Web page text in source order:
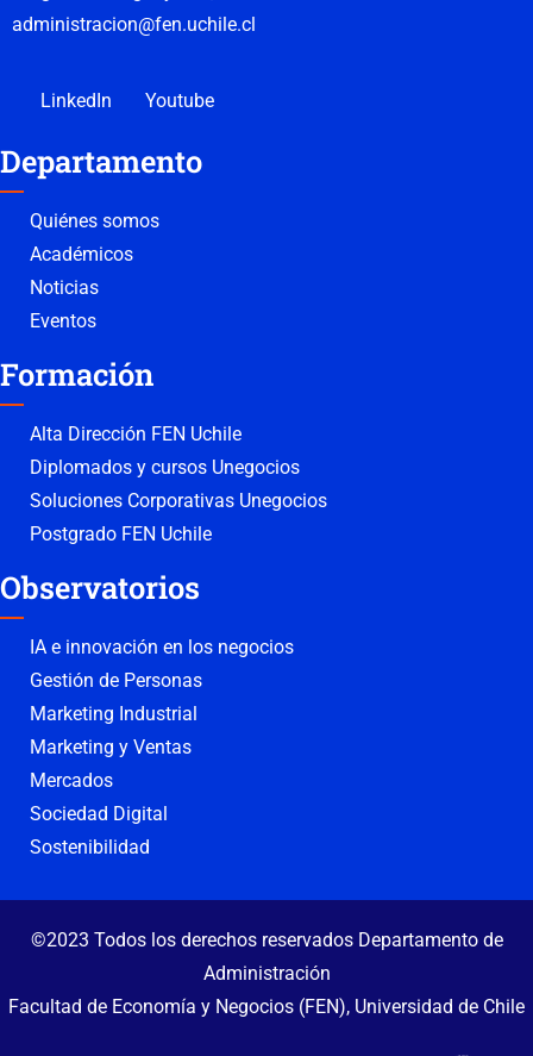
administracion@fen.uchile.cl
LinkedIn Youtube
Departamento
Quiénes somos
Académicos
Noticias
Eventos
Formación
Alta Dirección FEN Uchile
Diplomados y cursos Unegocios
Soluciones Corporativas Unegocios
Postgrado FEN Uchile
Observatorios
IA e innovación en los negocios
Gestión de Personas
Marketing Industrial
Marketing y Ventas
Mercados
Sociedad Digital
Sostenibilidad
©2023 Todos los derechos reservados Departamento de
Administración
Facultad de Economía y Negocios (FEN), Universidad de Chile